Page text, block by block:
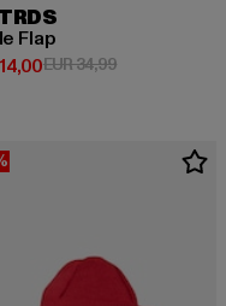
Flap
Preis: EUR 14,00
EUR 34,99Aktionspreis: